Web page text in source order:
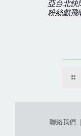
亞台北
粉絲獻飛
聯絡我們 ｜